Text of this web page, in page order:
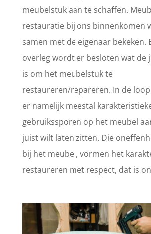
meubelstuk aan te schaffen.
restauratie bij ons binnenkomen
samen met de eigenaar bekeken.
overleg wordt er besloten wat de
is om het meubelstuk te
restaureren/repareren. In de
er namelijk meestal
gebruikssporen op het meubel
juist wilt laten zitten. Die
bij het meubel, vormen het
restaureren met respect, dat is